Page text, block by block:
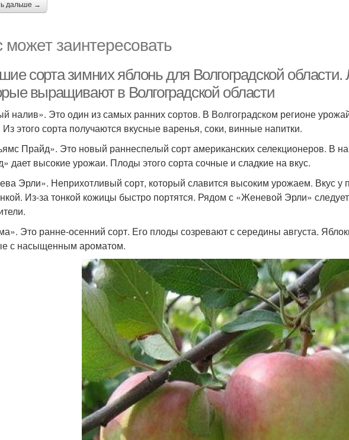
дальше →
может заинтересовать
сорта зимних яблонь для Волгоградской
выращивают в Волгоградской области
налив». Это один из самых ранних сортов. В Волгоградском регионе
этого сорта получаются вкусные варенья, соки, винные напитки.
Прайд». Это новый раннеспелый сорт американских селекционеров. В
дает высокие урожаи. Плоды этого сорта сочные и сладкие на вкус.
Эрли». Неприхотливый сорт, который славится высоким урожаем. Вкус у
Из-за тонкой кожицы быстро портятся. Рядом с «Женевой Эрли»
Это ранне-осенний сорт. Его плоды созревают с середины августа.
с насыщенным ароматом.